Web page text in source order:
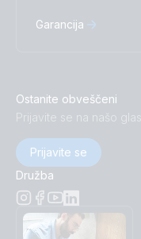
Garancija
Ostanite obveščeni
Prijavite se na našo
Prijavite se
Družba